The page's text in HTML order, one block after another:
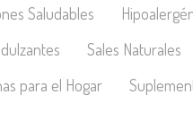
Saludables
Sales Naturales
para el Hogar